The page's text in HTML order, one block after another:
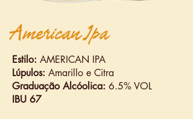
American Ipa
Estilo: AMERICAN IPA
Lúpulos: Amarillo e Citra
Graduação Alcóolica: 6.5% VOL
IBU 67